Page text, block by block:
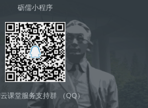
砺儒小程序
课堂服务支持群 （QQ）